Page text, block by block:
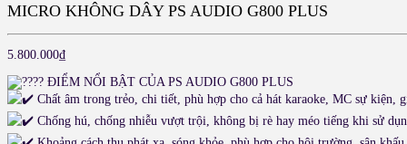
MICRO KHÔNG DÂY PS AUDIO G800 PLUS
5.800.000₫
ĐIỂM NỔI BẬT CỦA PS AUDIO G800 PLUS
Chất âm trong trẻo, chi tiết, phù hợp cho cả hát karaoke, MC sự kiện,
Chống hú, chống nhiễu vượt trội, không bị rè hay méo tiếng khi sử